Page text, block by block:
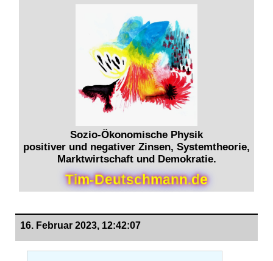
Sozio-Ökonomische Physik
positiver und negativer Zinsen, Systemtheorie,
Marktwirtschaft und Demokratie.
Tim-Deutschmann.de
16. Februar 2023, 12:42:07